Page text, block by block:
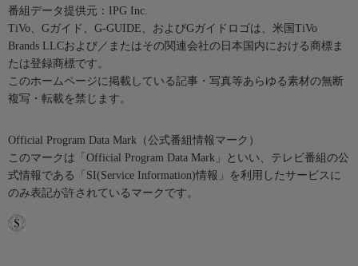
番組データ提供元：IPG Inc.
TiVo、Gガイド、G-GUIDE、およびGガイドロゴは、米国TiVo
Brands LLCおよび／またはその関連会社の日本国内における商標ま
たは登録商標です。
このホームページに掲載している記事・写真等あらゆる素材の無断
複写・転載を禁じます。
Official Program Data Mark（公式番組情報マーク）
このマークは「Official Program Data Mark」といい、テレビ番組の公
式情報である「SI(Service Information)情報」を利用したサービスに
のみ表記が許されているマークです。